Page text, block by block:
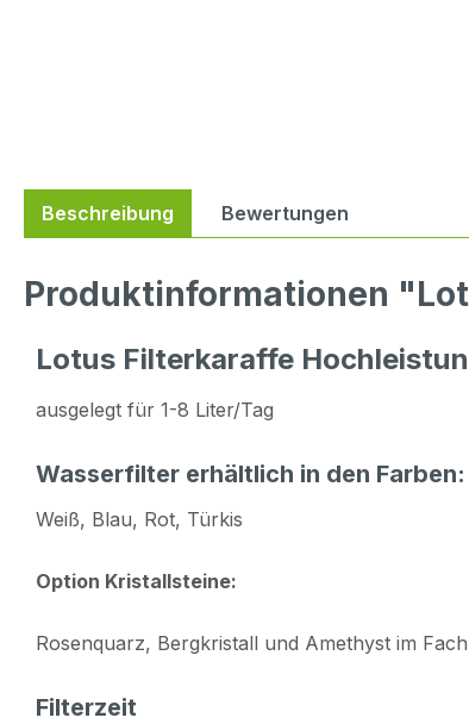
Beschreibung Bewertungen
Produktinformationen
Lotus Filterkaraffe
ausgelegt für 1-8 Liter/Tag
Wasserfilter erhältlich in den Farben:
Weiß, Blau, Rot, Türkis
Option Kristallsteine:
Rosenquarz, Bergkristall und Amethyst im
Filterzeit